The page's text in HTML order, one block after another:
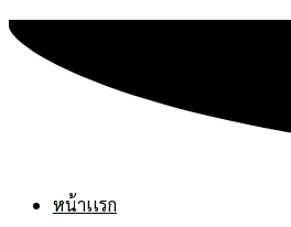
หน้าเเรก